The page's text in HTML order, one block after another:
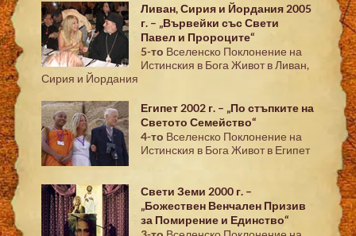
Ливан, Сирия и Йордания 2005
г. – „Вървейки със Свети
Павел и Пророците“
5-то Вселенско Поклонение на
Истинския в Бога Живот в Ливан,
Сирия и Йордания
Египет 2002 г. – „По стъпките на
Светото Семейство“
4-то Вселенско Поклонение на
Истинския в Бога Живот в Египет
Свети Земи 2000 г. –
„Божествен Венчален Призив
за Помирение и Единство“